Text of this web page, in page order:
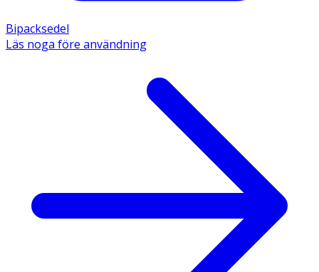
Bipacksedel
Läs noga före användning